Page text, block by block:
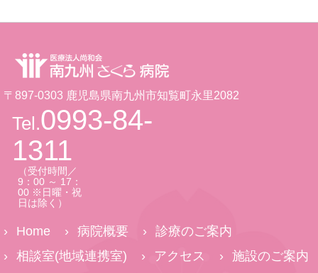
〒897-0303 鹿児島県南九州市知覧町永里2082
Tel.0993-84-
1311
（受付時間／
9：00 ～ 17：
00 ※日曜・祝
日は除く）
Home 病院概要
診療のご案内
相談室(地域連携室)
アクセス 施設のご案内